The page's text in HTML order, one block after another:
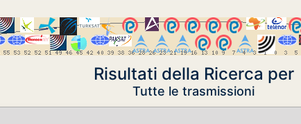
Risultati della Ricerca per
Tutte le trasmissioni